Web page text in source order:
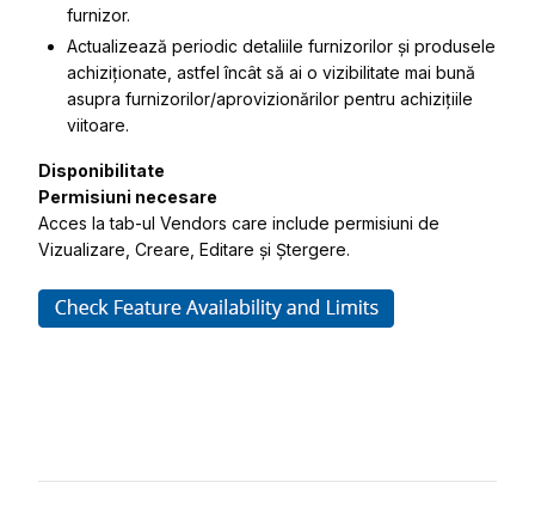
furnizor.
Actualizează periodic detaliile furnizorilor și produsele
achiziționate, astfel încât să ai o vizibilitate mai bună
asupra furnizorilor/aprovizionărilor pentru achizițiile
viitoare.
Disponibilitate
Permisiuni necesare
Acces la tab-ul Vendors care include permisiuni de
Vizualizare, Creare, Editare și Ștergere.